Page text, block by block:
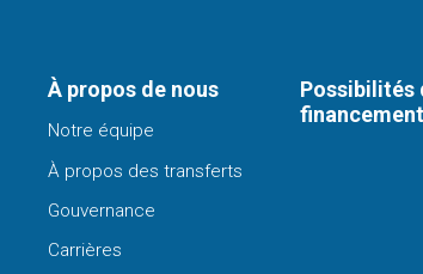
À propos de nous
Notre équipe
À propos des transferts
Gouvernance
Carrières
Possibilités
financement